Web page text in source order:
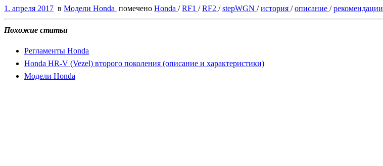
1. апреля 2017 в Модели Honda помечено Honda /RF1 /RF2 /stepWGN /история /описание /рекомендации
Похожие статьи
Регламенты Honda
Honda HR-V (Vezel) второго поколения (описание и характеристики)
Модели Honda